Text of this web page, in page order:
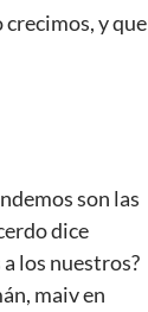
y que
son las
dice
los nuestros?
maiv en